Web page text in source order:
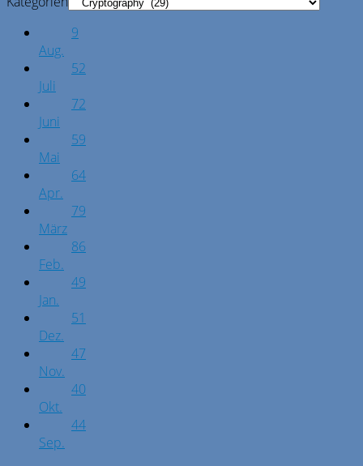
9
Aug.
52
Juli
72
Juni
59
Mai
64
Apr.
79
März
86
Feb.
49
Jan.
51
Dez.
47
Nov.
40
Okt.
44
Sep.